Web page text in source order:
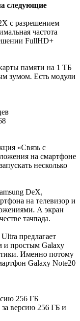
следующие
с разрешением
частота
FullHD+
памяти на 1 ТБ
зумом. Есть модули
«Связь с
на смартфоне
несколько
DeX,
на телевизор и
А экран
тачпада.
предлагает
и простым Galaxy
Именно потому
Galaxy Note20
256 ГБ
версию 256 ГБ и